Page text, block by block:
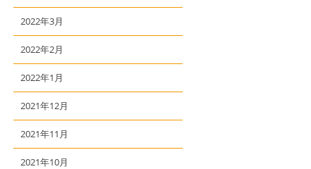
2022年3月
2022年2月
2022年1月
2021年12月
2021年11月
2021年10月